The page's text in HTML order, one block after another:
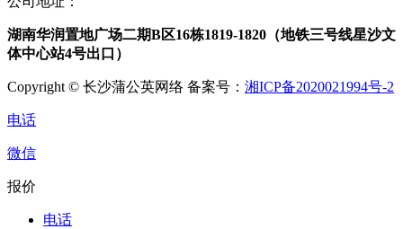
湖南华润置地广场二期B区16栋1819-1820（地铁三号线星沙文
体中心站4号出口）
Copyright © 长沙蒲公英网络 备案号： 湘ICP备2020021994号-2
电话
微信
报价
电话